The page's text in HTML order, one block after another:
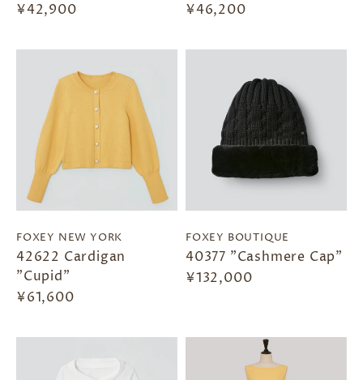
¥42,900
¥46,200
FOXEY NEW YORK
42622 Cardigan
"Cupid"
¥61,600
FOXEY BOUTIQUE
40377 "Cashmere Cap"
¥132,000